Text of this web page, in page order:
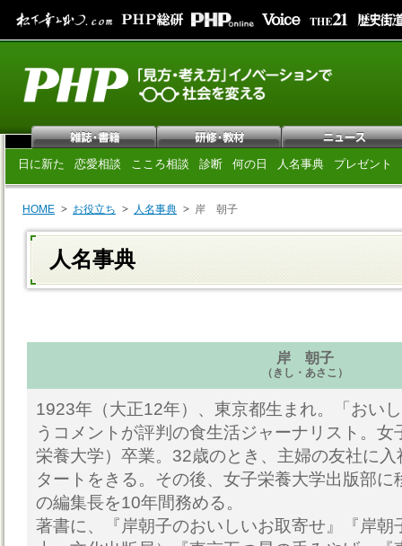
日に新た 恋愛相談 こころ相談 診断 何の日 人名事典 プレゼント
HOME お役立ち 人名事典 岸 朝子
人名事典
岸 朝子
（きし・あさこ）
1923年（大正12年）、東京都生まれ。「おい
うコメントが評判の食生活ジャーナリスト。女
栄養大学）卒業。32歳のとき、主婦の友社に
タートをきる。その後、女子栄養大学出版部に
の編集長を10年間務める。
著書に、『岸朝子のおいしいお取寄せ』『岸朝